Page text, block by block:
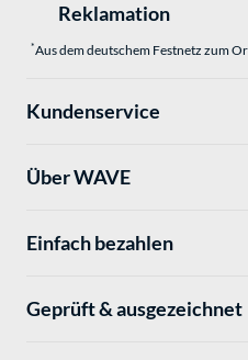
Reklamation
*Aus dem deutschem Festnetz zum
Kundenservice
Über WAVE
Einfach bezahlen
Geprüft & ausgezeichnet